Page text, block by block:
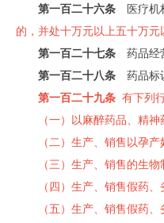
第一百二十六条 医疗机
的，并处十万元以上五十万
第一百二十七条 药品经
第一百二十八条 药品标
第一百二十九条 有下列
（一）以麻醉药品、精
（二）生产、销售以孕
（三）生产、销售的生
（四）生产、销售假药
（五）生产、销售假药